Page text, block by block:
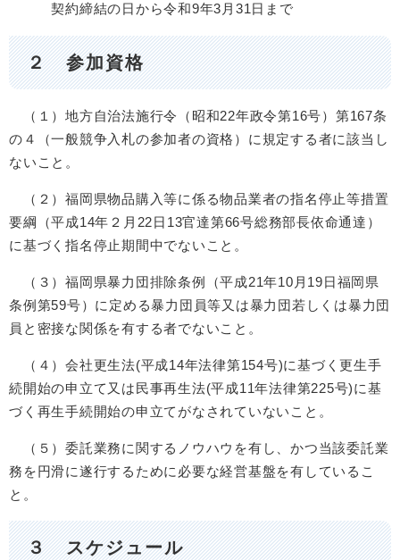
契約締結の日から令和9年3月31日まで
２ 参加資格
（１）地方自治法施行令（昭和22年政令第16号）第167条
の４（一般競争入札の参加者の資格）に規定する者に該当し
ないこと。
（２）福岡県物品購入等に係る物品業者の指名停止等措置
要綱（平成14年２月22日13官達第66号総務部長依命通達）
に基づく指名停止期間中でないこと。
（３）福岡県暴力団排除条例（平成21年10月19日福岡県
条例第59号）に定める暴力団員等又は暴力団若しくは暴力団
員と密接な関係を有する者でないこと。
（４）会社更生法(平成14年法律第154号)に基づく更生手
続開始の申立て又は民事再生法(平成11年法律第225号)に基
づく再生手続開始の申立てがなされていないこと。
（５）委託業務に関するノウハウを有し、かつ当該委託業
務を円滑に遂行するために必要な経営基盤を有しているこ
と。
３ スケジュール